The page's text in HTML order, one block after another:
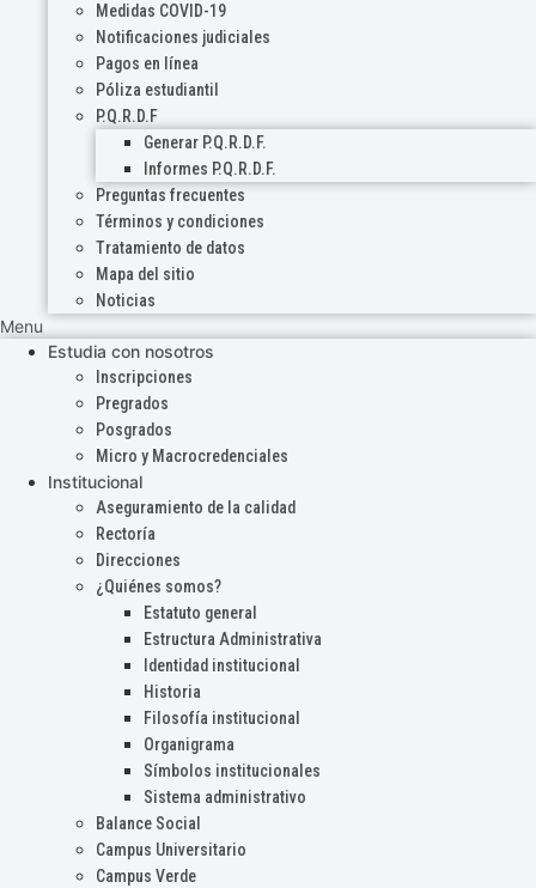
Medidas COVID-19
Notificaciones judiciales
Pagos en línea
Póliza estudiantil
P.Q.R.D.F
Generar P.Q.R.D.F.
Informes P.Q.R.D.F.
Preguntas frecuentes
Términos y condiciones
Tratamiento de datos
Mapa del sitio
Noticias
Menu
Estudia con nosotros
Inscripciones
Pregrados
Posgrados
Micro y Macrocredenciales
Institucional
Aseguramiento de la calidad
Rectoría
Direcciones
¿Quiénes somos?
Estatuto general
Estructura Administrativa
Identidad institucional
Historia
Filosofía institucional
Organigrama
Símbolos institucionales
Sistema administrativo
Balance Social
Campus Universitario
Campus Verde